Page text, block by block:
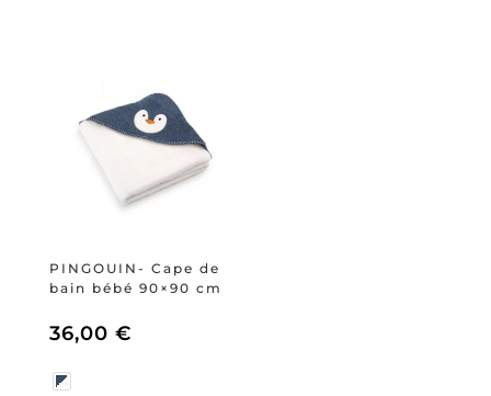
PINGOUIN- Cape de
bain bébé 90×90 cm
36,00 €